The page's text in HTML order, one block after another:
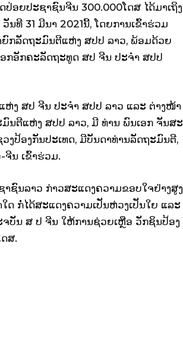
ອຍປະຊາຊົນຈີນ 300.000ໂດສ ໄດ້ມາເຖິງ
ທີ 31 ມີນາ 2021ນີ້, ໂດຍການເຂົ້າຮ່ວມ
ຍົກລັດຖະມົນຕີແຫ່ງ ສປປ ລາວ, ພ້ອມດ້ວຍ
ກອັກຄະລັດຖະທູດ ສປ ຈີນ ປະຈໍາ ສປປ
ຫ່ງ ສປ ຈີນ ປະຈຳ ສປປ ລາວ ແລະ ຕ່າງໜ້າ
ນຕີແຫ່ງ ສປປ ລາວ,​ ມີ ທ່ານ ພົນເອກ ຈັນສະ
ປ້ອງກັນປະເທດ,​ ມີບັນດາທ່ານລັດຖະມົນຕີ,​
ນ ເຂົ້າຮ່ວມ.
ຊົນລາວ ກ່າວສະແດງຄວາມຂອບໃຈຢ່າງສູງ
ດ ກໍ່ໄດ້ສະແດງຄວາມເປັນຫ່ວງເປັນໃຍ ແລະ
ບັນ ສ ປ ຈີນ ໃຫ້ການຊ່ວຍເຫຼືອ ວັກຊິນປ້ອງ
ສ.